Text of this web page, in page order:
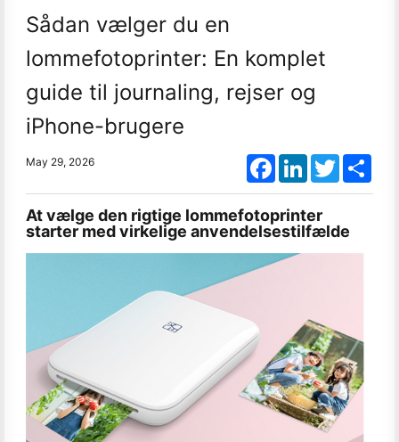
Sådan vælger du en
lommefotoprinter: En komplet
guide til journaling, rejser og
iPhone-brugere
May 29, 2026 FacebookLinkedInTwitter
At vælge den rigtige lommefotoprinter
starter med virkelige anvendelsestilfælde